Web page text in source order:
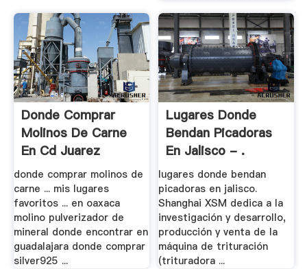
Donde Comprar
Molinos De Carne
En Cd Juarez
donde comprar molinos de
carne ... mis lugares
favoritos ... en oaxaca
molino pulverizador de
mineral donde encontrar en
guadalajara donde comprar
silver925 ...
Lugares Donde
Bendan Picadoras
En Jalisco - .
lugares donde bendan
picadoras en jalisco.
Shanghai XSM dedica a la
investigación y desarrollo,
producción y venta de la
máquina de trituración
(trituradora ...